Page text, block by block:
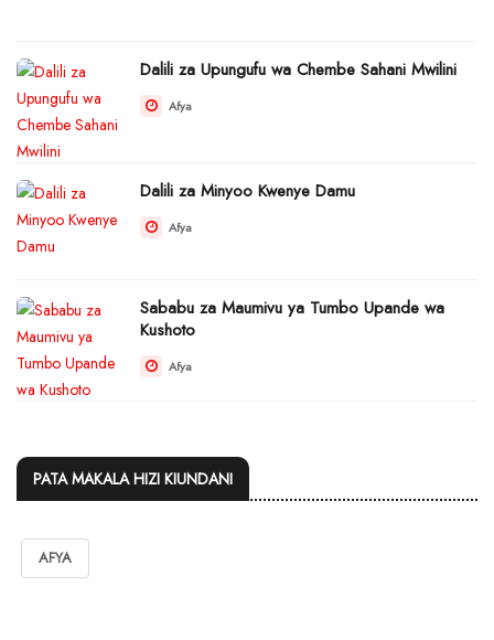
Dalili za Upungufu wa Chembe Sahani Mwilini
Afya
Dalili za Minyoo Kwenye Damu
Afya
Sababu za Maumivu ya Tumbo Upande wa
Kushoto
Afya
PATA MAKALA HIZI KIUNDANI
AFYA